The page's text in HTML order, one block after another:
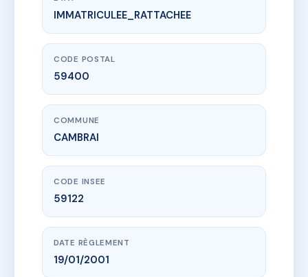
www.vme.plus/AC6865927
RESIDENCE DU CENTRE
23 bd faidherbe
IMMATRICULEE_RATTACHEE
CODE POSTAL
59400
COMMUNE
CAMBRAI
CODE INSEE
59122
DATE RÈGLEMENT
19/01/2001